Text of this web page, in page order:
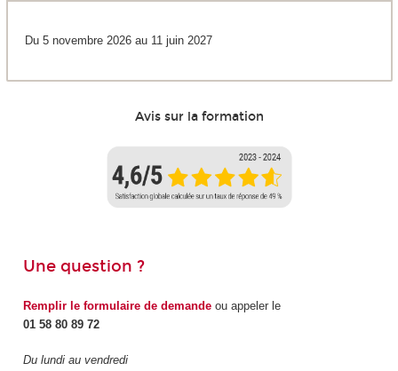
Du 5 novembre 2026 au 11 juin 2027
Avis sur la formation
Une question ?
Remplir le formulaire de demandeou appeler le
01 58 80 89 72
Du lundi au vendredi